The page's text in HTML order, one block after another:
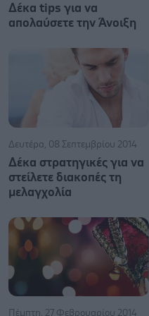
Δέκα tips για να
απολαύσετε την Άνοιξη
Δευτέρα, 08 Σεπτεμβρίου 2014
Δέκα στρατηγικές για να
στείλετε διακοπές τη
μελαγχολία
Πέμπτη, 27 Φεβρουαρίου 2014